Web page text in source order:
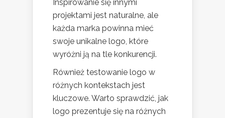
Inspirowanie się innymi
projektami jest naturalne, ale
każda marka powinna mieć
swoje unikalne logo, które
wyróżni ją na tle konkurencji.
Również testowanie logo w
różnych kontekstach jest
kluczowe. Warto sprawdzić, jak
logo prezentuje się na różnych